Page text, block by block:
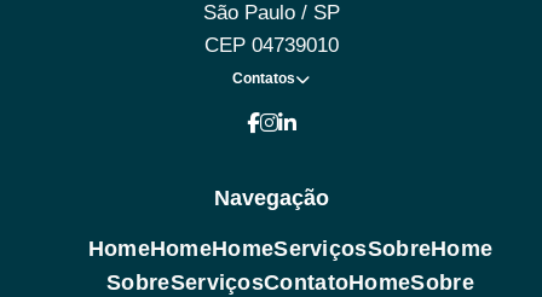
São Paulo / SP
CEP 04739010
Contatos
Navegação
HomeHomeHomeServiçosSobreHome
SobreServiçosContatoHomeSobre